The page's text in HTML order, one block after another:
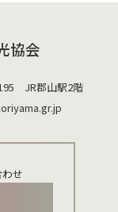
協会
JR郡山駅2階
せ